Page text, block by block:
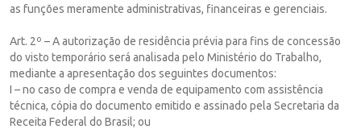
as funções meramente administrativas, financeiras e gerenciais.
Art. 2º – A autorização de residência prévia para fins de concessão
do visto temporário será analisada pelo Ministério do Trabalho,
mediante a apresentação dos seguintes documentos:
I – no caso de compra e venda de equipamento com assistência
técnica, cópia do documento emitido e assinado pela Secretaria da
Receita Federal do Brasil; ou